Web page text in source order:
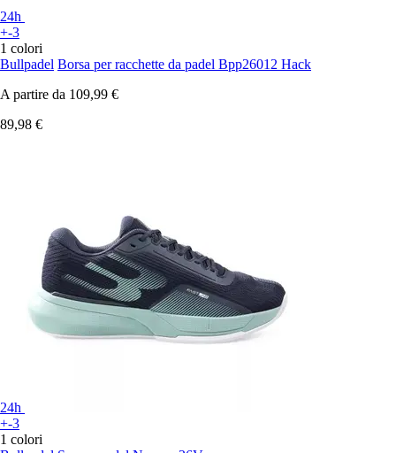
24h
+-3
1 colori
Bullpadel Borsa per racchette da padel Bpp26012 Hack
A partire da 109,99 €
89,98 €
24h
+-3
1 colori